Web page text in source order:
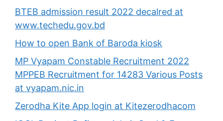
BTEB admission result 2022 decalred at
www.techedu.gov.bd
How to open Bank of Baroda kiosk
MP Vyapam Constable Recruitment 2022
MPPEB Recruitment for 14283 Various Posts
at vyapam.nic.in
Zerodha Kite App login at Kitezerodhacom